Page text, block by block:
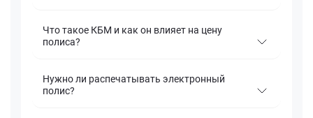
Что такое КБМ и как он влияет на цену
полиса?
Нужно ли распечатывать электронный
полис?